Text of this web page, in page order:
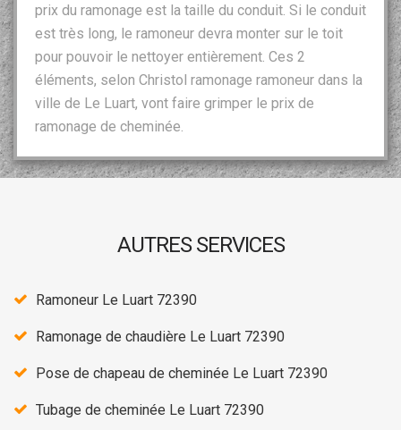
prix du ramonage est la taille du conduit. Si le conduit
est très long, le ramoneur devra monter sur le toit
pour pouvoir le nettoyer entièrement. Ces 2
éléments, selon Christol ramonage ramoneur dans la
ville de Le Luart, vont faire grimper le prix de
ramonage de cheminée.
AUTRES SERVICES
Ramoneur Le Luart 72390
Ramonage de chaudière Le Luart 72390
Pose de chapeau de cheminée Le Luart 72390
Tubage de cheminée Le Luart 72390